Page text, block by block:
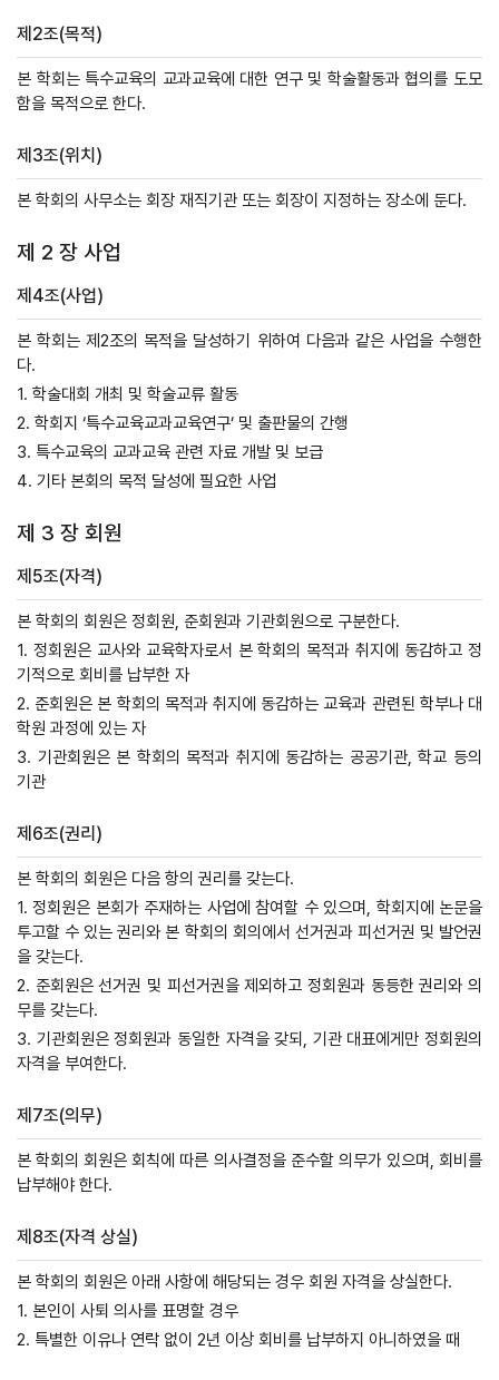
제2조(목적)
본 학회는 특수교육의 교과교육에 대한 연구 및 학술활동과 협의를 도모
함을 목적으로 한다.
제3조(위치)
본 학회의 사무소는 회장 재직기관 또는 회장이 지정하는 장소에 둔다.
제 2 장 사업
제4조(사업)
본 학회는 제2조의 목적을 달성하기 위하여 다음과 같은 사업을 수행한
다.
1. 학술대회 개최 및 학술교류 활동
2. 학회지 ‘특수교육교과교육연구’ 및 출판물의 간행
3. 특수교육의 교과교육 관련 자료 개발 및 보급
4. 기타 본회의 목적 달성에 필요한 사업
제 3 장 회원
제5조(자격)
본 학회의 회원은 정회원, 준회원과 기관회원으로 구분한다.
1. 정회원은 교사와 교육학자로서 본 학회의 목적과 취지에 동감하고 정
기적으로 회비를 납부한 자
2. 준회원은 본 학회의 목적과 취지에 동감하는 교육과 관련된 학부나 대
학원 과정에 있는 자
3. 기관회원은 본 학회의 목적과 취지에 동감하는 공공기관, 학교 등의
기관
제6조(권리)
본 학회의 회원은 다음 항의 권리를 갖는다.
1. 정회원은 본회가 주재하는 사업에 참여할 수 있으며, 학회지에 논문을
투고할 수 있는 권리와 본 학회의 회의에서 선거권과 피선거권 및 발언권
을 갖는다.
2. 준회원은 선거권 및 피선거권을 제외하고 정회원과 동등한 권리와 의
무를 갖는다.
3. 기관회원은 정회원과 동일한 자격을 갖되, 기관 대표에게만 정회원의
자격을 부여한다.
제7조(의무)
본 학회의 회원은 회칙에 따른 의사결정을 준수할 의무가 있으며, 회비를
납부해야 한다.
제8조(자격 상실)
본 학회의 회원은 아래 사항에 해당되는 경우 회원 자격을 상실한다.
1. 본인이 사퇴 의사를 표명할 경우
2. 특별한 이유나 연락 없이 2년 이상 회비를 납부하지 아니하였을 때